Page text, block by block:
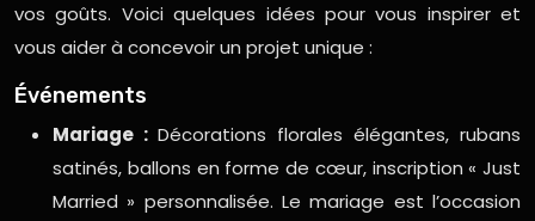
vos goûts. Voici quelques idées pour vous inspirer et
vous aider à concevoir un projet unique :
Événements
Mariage : Décorations florales élégantes, rubans
satinés, ballons en forme de cœur, inscription « Just
Married » personnalisée. Le mariage est l’occasion